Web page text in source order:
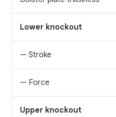
Lower knockout
— Stroke
— Force
Upper knockout